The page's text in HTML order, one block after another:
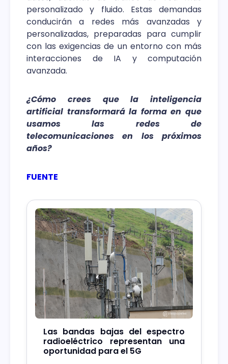
personalizado y fluido. Estas demandas
conducirán a redes más avanzadas y
personalizadas, preparadas para cumplir
con las exigencias de un entorno con más
interacciones de IA y computación
avanzada.
¿Cómo crees que la inteligencia
artificial transformará la forma en que
usamos las redes de
telecomunicaciones en los próximos
años?
FUENTE
Las bandas bajas del espectro
radioeléctrico representan una
oportunidad para el 5G